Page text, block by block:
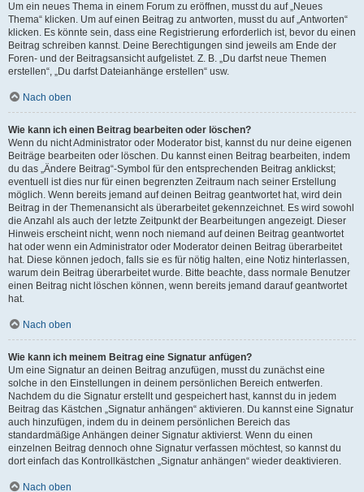
Um ein neues Thema in einem Forum zu eröffnen, musst du auf „Neues
Thema“ klicken. Um auf einen Beitrag zu antworten, musst du auf „Antworten“
klicken. Es könnte sein, dass eine Registrierung erforderlich ist, bevor du einen
Beitrag schreiben kannst. Deine Berechtigungen sind jeweils am Ende der
Foren- und der Beitragsansicht aufgelistet. Z. B. „Du darfst neue Themen
erstellen“, „Du darfst Dateianhänge erstellen“ usw.
Nach oben
Wie kann ich einen Beitrag bearbeiten oder löschen?
Wenn du nicht Administrator oder Moderator bist, kannst du nur deine eigenen
Beiträge bearbeiten oder löschen. Du kannst einen Beitrag bearbeiten, indem
du das „Ändere Beitrag“-Symbol für den entsprechenden Beitrag anklickst;
eventuell ist dies nur für einen begrenzten Zeitraum nach seiner Erstellung
möglich. Wenn bereits jemand auf deinen Beitrag geantwortet hat, wird dein
Beitrag in der Themenansicht als überarbeitet gekennzeichnet. Es wird sowohl
die Anzahl als auch der letzte Zeitpunkt der Bearbeitungen angezeigt. Dieser
Hinweis erscheint nicht, wenn noch niemand auf deinen Beitrag geantwortet
hat oder wenn ein Administrator oder Moderator deinen Beitrag überarbeitet
hat. Diese können jedoch, falls sie es für nötig halten, eine Notiz hinterlassen,
warum dein Beitrag überarbeitet wurde. Bitte beachte, dass normale Benutzer
einen Beitrag nicht löschen können, wenn bereits jemand darauf geantwortet
hat.
Nach oben
Wie kann ich meinem Beitrag eine Signatur anfügen?
Um eine Signatur an deinen Beitrag anzufügen, musst du zunächst eine
solche in den Einstellungen in deinem persönlichen Bereich entwerfen.
Nachdem du die Signatur erstellt und gespeichert hast, kannst du in jedem
Beitrag das Kästchen „Signatur anhängen“ aktivieren. Du kannst eine Signatur
auch hinzufügen, indem du in deinem persönlichen Bereich das
standardmäßige Anhängen deiner Signatur aktivierst. Wenn du einen
einzelnen Beitrag dennoch ohne Signatur verfassen möchtest, so kannst du
dort einfach das Kontrollkästchen „Signatur anhängen“ wieder deaktivieren.
Nach oben